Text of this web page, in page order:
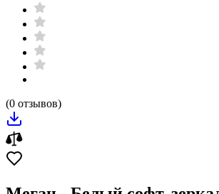
(0 отзывов)